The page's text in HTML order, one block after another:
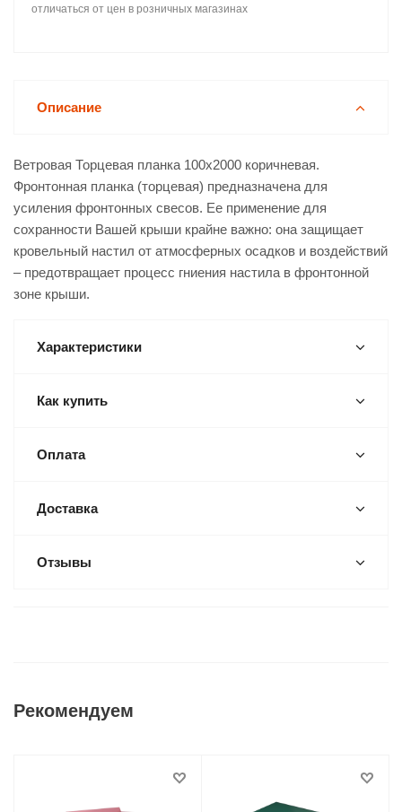
отличаться от цен в розничных магазинах
Описание
Ветровая Торцевая планка 100х2000 коричневая.
Фронтонная планка (торцевая) предназначена для
усиления фронтонных свесов. Ее применение для
сохранности Вашей крыши крайне важно: она защищает
кровельный настил от атмосферных осадков и воздействий
– предотвращает процесс гниения настила в фронтонной
зоне крыши.
Характеристики
Как купить
Оплата
Доставка
Отзывы
Рекомендуем